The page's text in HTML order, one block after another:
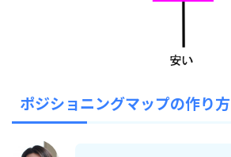
ポジショニングマップの作り方